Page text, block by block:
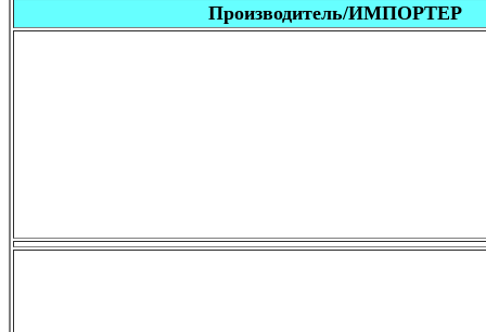
Производитель/ИМПОРТЕР